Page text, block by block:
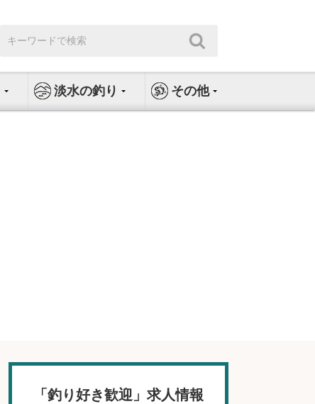
索:
淡水の釣り その他
「釣り好き歓迎」求人情報